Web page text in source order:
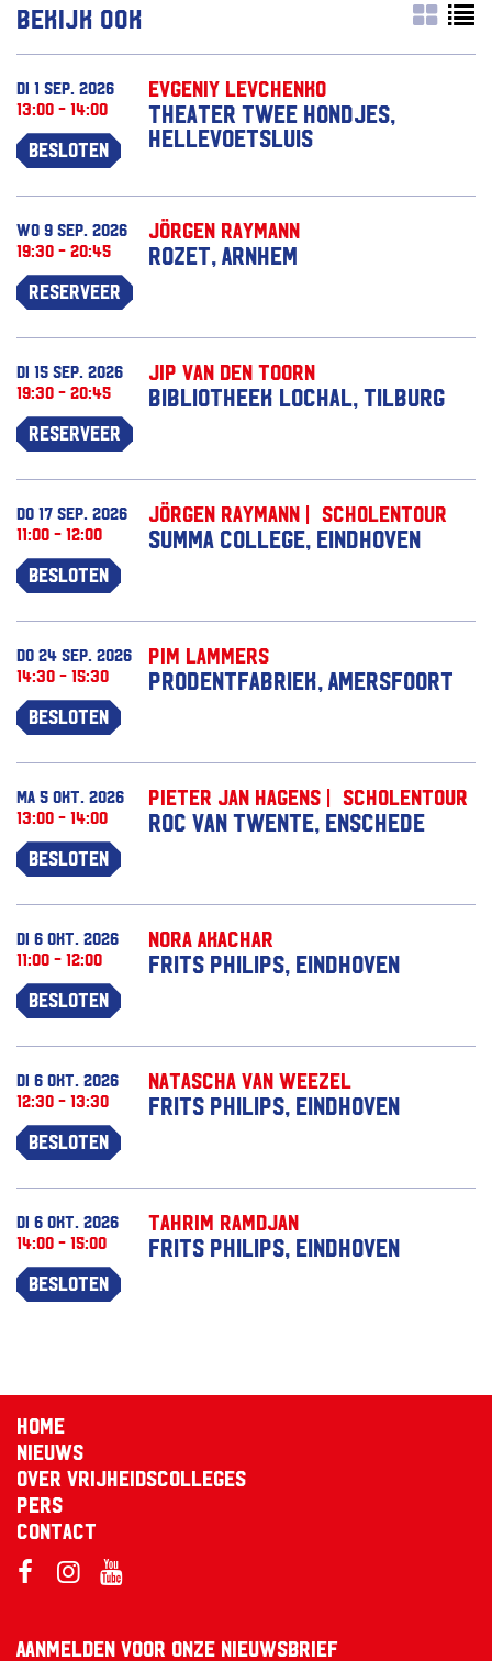
Bekijk ook
Evgeniy Levchenko
Theater Twee Hondjes,
Hellevoetsluis
di 1 sep. 2026
13:00 - 14:00
Besloten
Jörgen Raymann
Rozet, Arnhem
wo 9 sep. 2026
19:30 - 20:45
Reserveer
Jip van den Toorn
Bibliotheek Lochal, Tilburg
di 15 sep. 2026
19:30 - 20:45
Reserveer
Jörgen Raymann | Scholentour
Summa College, Eindhoven
do 17 sep. 2026
11:00 - 12:00
Besloten
Pim Lammers
Prodentfabriek, Amersfoort
do 24 sep. 2026
14:30 - 15:30
Besloten
Pieter Jan Hagens | Scholentour
ROC van Twente, Enschede
ma 5 okt. 2026
13:00 - 14:00
Besloten
Nora Akachar
Frits Philips, Eindhoven
di 6 okt. 2026
11:00 - 12:00
Besloten
Natascha van Weezel
Frits Philips, Eindhoven
di 6 okt. 2026
12:30 - 13:30
Besloten
Tahrim Ramdjan
Frits Philips, Eindhoven
di 6 okt. 2026
14:00 - 15:00
Besloten
Home
Nieuws
Over Vrijheidscolleges
Pers
Contact
Aanmelden voor onze nieuwsbrief